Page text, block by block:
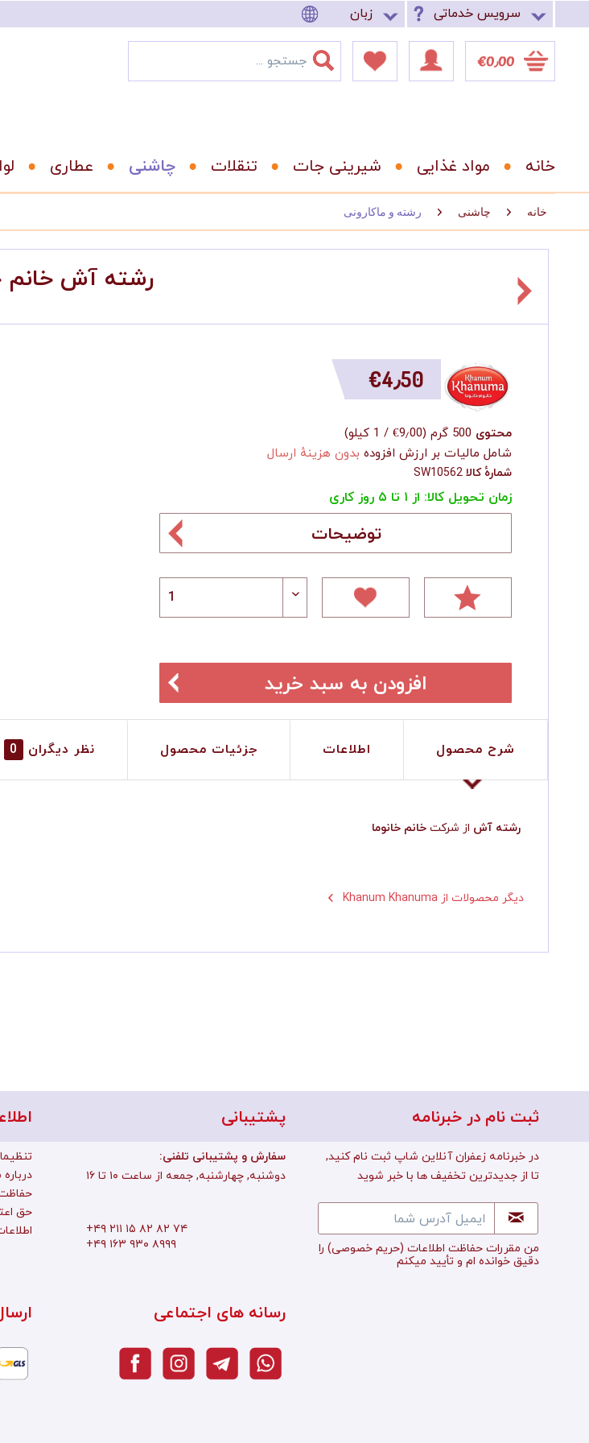
سرویس خدماتی زبان
‎€0٫00
خانه مواد غذایی شیرینی جات تنقلات عطاری
خانه
رشته آش خانم
‎€4٫50
محتوی 500 گرم (‎€9٫00 / 1 کیلو
)
شامل مالیات بر ارزش افزوده بدون هزینهٔ ارسال
شمارهٔ کالا SW10562
زمان تحویل کالا: از ۱ تا ۵ روز کاری
توضیحات
افزودن به سبد خرید
شرح محصول اطلاعات جزئیات محصول نظر دیگران 0
رشته آش از شرکت خانم خانوما
Khanum Khanuma دیگر محصولات از
درباره
حق
پشتیبانی
:سفارش و پشتیبانی تلفنی
دوشنبه, چهارشنبه, جمعه از ساعت ۱۰ تا ۱۶
+۴۹ ۲۱۱ ۱۵ ۸۲ ۸۲ ۷۴
+۴۹ ۱۶۳ ۹۳۰ ۸۹۹۹
ثبت نام در خبرنامه
در خبرنامه زعفران آنلاین شاپ ثبت نام کنید,
تا از جدیدترین تخفیف ها با خبر شوید
من مقررات حفاظت اطلاعات (حریم خصوصی) را
دقیق خوانده ام و تأييد میکنم
رسانه های اجتماعی